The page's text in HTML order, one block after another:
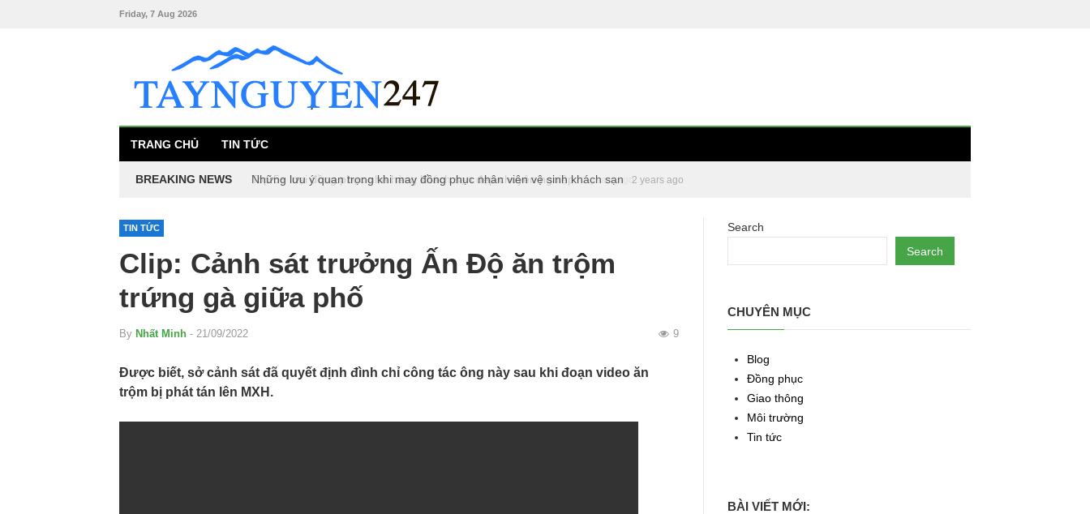
Friday, 7 Aug 2026
TRANG CHỦ TIN TỨC
BREAKING NEWS Những lưu ý quan trọng khi may đồng phục nhân viên vệ sinh khách sạn 2 years ago
Top 5+ loại đồng phục nhà hàng khách sạn đẹp chuyên nghiệp 2 years ago
TIN TỨC
Clip: Cảnh sát trưởng Ấn Độ ăn trộm
trứng gà giữa phố
By Nhất Minh - 21/09/2022 9
Được biết, sở cảnh sát đã quyết định đình chỉ công tác ông này sau khi đoạn video ăn
trộm bị phát tán lên MXH.
Search
Search
CHUYÊN MỤC
Blog
Đồng phục
Giao thông
Môi trường
Tin tức
BÀI VIẾT MỚI: